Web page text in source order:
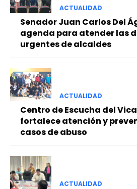
ACTUALIDAD
Senador Juan Carlos Del
agenda para atender las
urgentes de alcaldes
ACTUALIDAD
Centro de Escucha del
fortalece atención y
casos de abuso
ACTUALIDAD